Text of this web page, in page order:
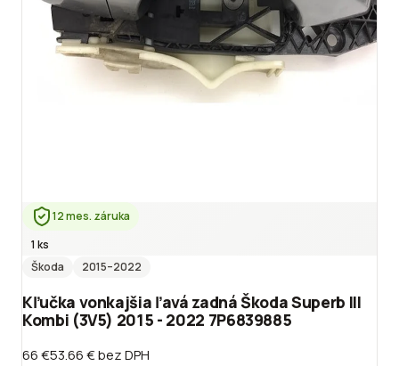
12 mes. záruka
1 ks
Škoda
2015–2022
Kľučka vonkajšia ľavá zadná Škoda Superb III
Kombi (3V5) 2015 - 2022 7P6839885
66 €53.66 €bez DPH